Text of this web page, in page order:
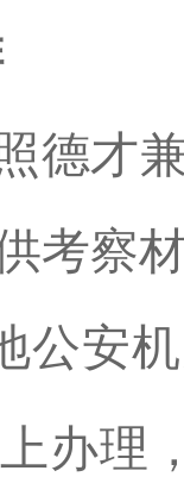
德才
考察
公安
办理